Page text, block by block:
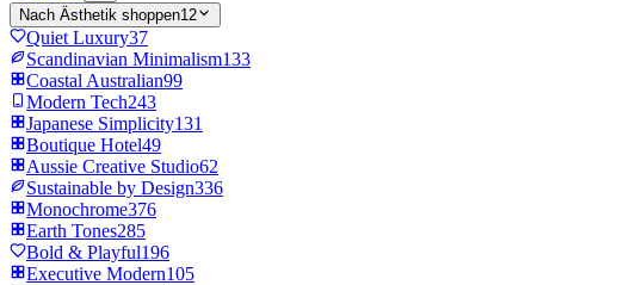
Nach Ästhetik shoppen12
Quiet Luxury37
Scandinavian Minimalism133
Coastal Australian99
Modern Tech243
Japanese Simplicity131
Boutique Hotel49
Aussie Creative Studio62
Sustainable by Design336
Monochrome376
Earth Tones285
Bold & Playful196
Executive Modern105